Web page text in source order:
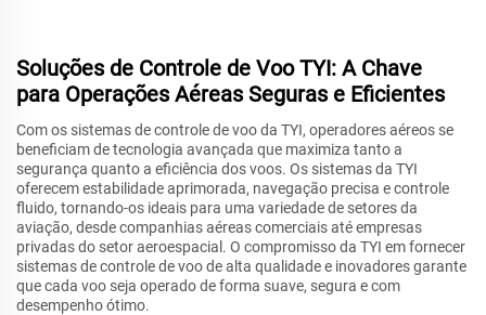
Soluções de Controle de Voo TYI: A Chave
para Operações Aéreas Seguras e Eficientes
Com os sistemas de controle de voo da TYI, operadores aéreos se
beneficiam de tecnologia avançada que maximiza tanto a
segurança quanto a eficiência dos voos. Os sistemas da TYI
oferecem estabilidade aprimorada, navegação precisa e controle
fluido, tornando-os ideais para uma variedade de setores da
aviação, desde companhias aéreas comerciais até empresas
privadas do setor aeroespacial. O compromisso da TYI em fornecer
sistemas de controle de voo de alta qualidade e inovadores garante
que cada voo seja operado de forma suave, segura e com
desempenho ótimo.